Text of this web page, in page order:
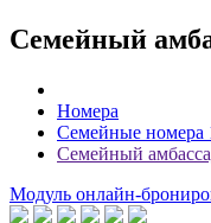
Семейный
Номера
Семейные номера
Семейный
Модуль онлайн-